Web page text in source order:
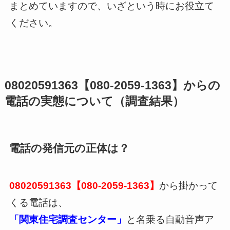
まとめていますので、いざという時にお役立て
ください。
08020591363【080-2059-1363】からの
電話の実態について（調査結果）
電話の発信元の正体は？
08020591363【080-2059-1363】 から掛かって
くる電話は、
「関東住宅調査センター」
と名乗る自動音声ア